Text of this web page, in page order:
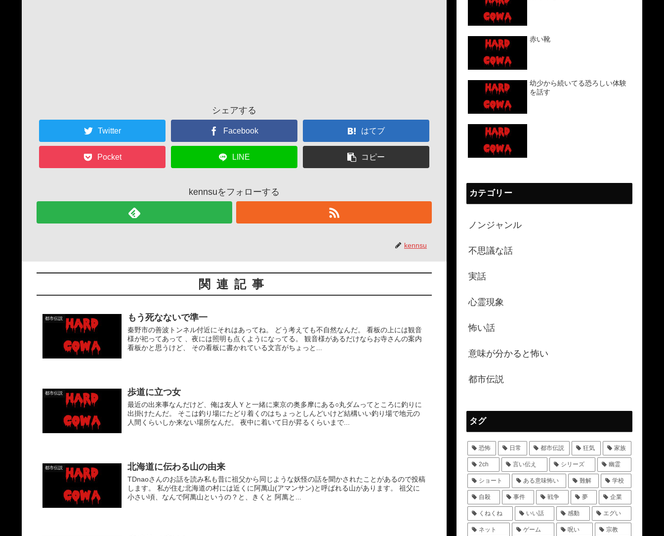
シェアする
Twitter Facebook はてブ
Pocket LINE コピー
kennsuをフォローする
kennsu
関連記事
都市伝説 もう死なないで準一
秦野市の善波トンネル付近にそれはあってね。 どう考えても不自然なんだ。 看板の上には観音
様が祀ってあって 、夜には照明も点くようになってる。 観音様があるだけならお寺さんの案内
看板かと思うけど、 その看板に書かれている文言がちょっと...
都市伝説 歩道に立つ女
最近の出来事なんだけど、俺は友人Ｙと一緒に東京の奥多摩にある○丸ダムってところに釣りに
出掛けたんだ。 そこは釣り場にたどり着くのはちょっとしんどいけど結構いい釣り場で地元の
人間くらいしか来ない場所なんだ。 夜中に着いて日が昇るくらいまで...
都市伝説 北海道に伝わる山の由来
TDnaoさんのお話を読み私も昔に祖父から同じような妖怪の話を聞かされたことがあるので投稿
します。 私が住む北海道の村には近くに阿萬山(アマンサン)と呼ばれる山があります。 祖父に
小さい頃、なんで阿萬山というの？と、きくと 阿萬と...
赤い靴
幼少から続いてる恐ろしい体験
を話す
カテゴリー
ノンジャンル
不思議な話
実話
心霊現象
怖い話
意味が分かると怖い
都市伝説
タグ
恐怖 日常 都市伝説 狂気 家族
2ch 言い伝え シリーズ 幽霊
ショート ある意味怖い 難解 学校
自殺 事件 戦争 夢 企業
くねくね いい話 感動 エグい
ネット ゲーム 呪い 宗教